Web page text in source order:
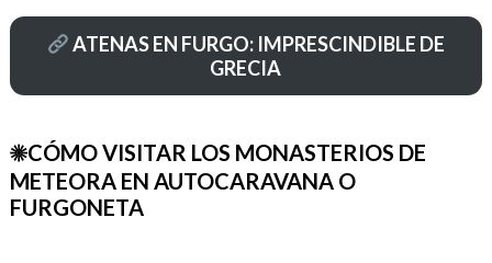
ATENAS EN FURGO: IMPRESCINDIBLE DE
GRECIA
☀CÓMO VISITAR LOS MONASTERIOS DE
METEORA EN AUTOCARAVANA O
FURGONETA